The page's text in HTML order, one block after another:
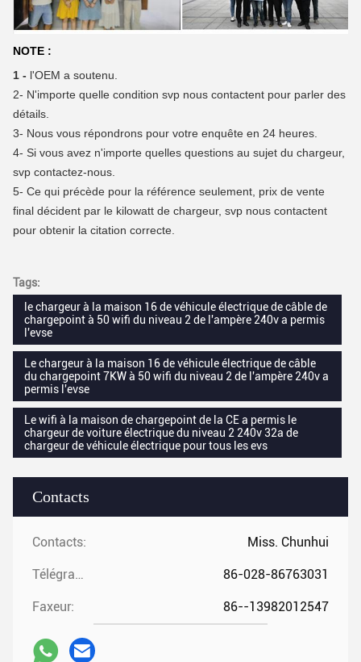
Contacts
Contacts: Miss. Chunhui
Télégramme: 86-028-86763031
Faxeur: 86--13982012547
NOTE :
1 - l'OEM a soutenu.
2- N'importe quelle condition svp nous contactent pour parler des
détails.
3- Nous vous répondrons pour votre enquête en 24 heures.
4- Si vous avez n'importe quelles questions au sujet du chargeur,
svp contactez-nous.
5- Ce qui précède pour la référence seulement, prix de vente
final décident par le kilowatt de chargeur, svp nous contactent
pour obtenir la citation correcte.
Tags:
le chargeur à la maison 16 de véhicule électrique de câble de
chargepoint à 50 wifi du niveau 2 de l'ampère 240v a permis
l'evse
Le chargeur à la maison 16 de véhicule électrique de câble
du chargepoint 7KW à 50 wifi du niveau 2 de l'ampère 240v a
permis l'evse
Le wifi à la maison de chargepoint de la CE a permis le
chargeur de voiture électrique du niveau 2 240v 32a de
chargeur de véhicule électrique pour tous les evs